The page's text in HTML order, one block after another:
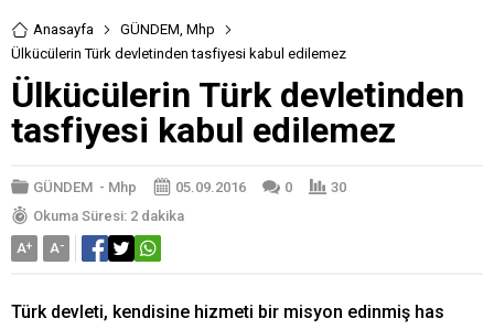
Anasayfa GÜNDEM, Mhp
Ülkücülerin Türk devletinden tasfiyesi kabul edilemez
Ülkücülerin Türk devletinden
tasfiyesi kabul edilemez
GÜNDEM - Mhp 05.09.2016 0
30
Okuma Süresi: 2 dakika
A+ A-
Türk devleti, kendisine hizmeti bir misyon edinmiş has